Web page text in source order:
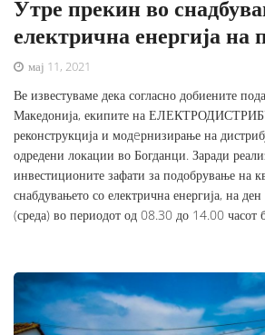
Утре прекин во
електрична енергија на
мај 11, 2021
Ве известуваме дека согласно добиените
Македонија, екипите на
реконструкција и модeрнизирање на
одредени локации во Богданци. Заради
инвестиционите зафати за подобрување на
снабдувањето со електрична енергија, на
(среда) во периодот од 08.30 до 14.00 часот